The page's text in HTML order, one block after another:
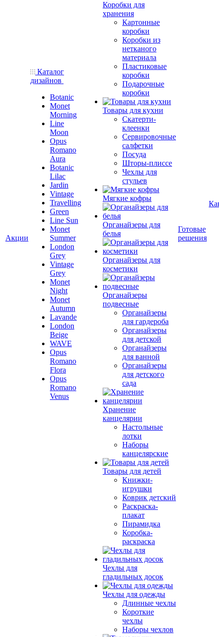
Акции
Каталог
дизайнов
Botanic
Monet
Morning
Line
Moon
Opus
Romano
Aura
Botanic
Lilac
Jardin
Vintage
Travelling
Green
Line Sun
Monet
Summer
London
Grey
Vintage
Grey
Monet
Night
Monet
Autumn
Lavande
London
Beige
WAVE
Opus
Romano
Flora
Opus
Romano
Venus
Коробки для
хранения
Картонные
коробки
Коробки из
нетканого
материала
Пластиковые
коробки
Подарочные
коробки
Товары для кухни
Скатерти-
клеенки
Сервировочные
салфетки
Посуда
Шторы-плиссе
Чехлы для
стульев
Мягкие кофры
Органайзеры для
белья
Органайзеры для
косметики
Органайзеры
подвесные
Органайзеры
для гардероба
Органайзеры
для детской
Органайзеры
для ванной
Органайзеры
для детского
сада
Хранение
канцелярии
Настольные
лотки
Наборы
канцелярские
Товары для детей
Книжки-
игрушки
Коврик детский
Раскраска-
плакат
Пирамидка
Коробка-
раскраска
Чехлы для
гладильных досок
Чехлы для одежды
Длинные чехлы
Короткие
чехлы
Наборы чехлов
Готовые
решения